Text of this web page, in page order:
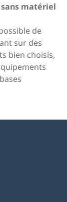
matériel
de
sur des
bien choisis,